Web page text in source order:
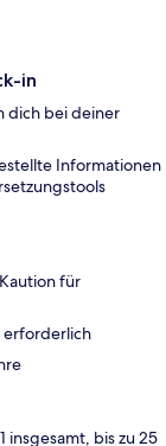
in
dich bei deiner
Informationen
für
erforderlich
insgesamt, bis zu 25